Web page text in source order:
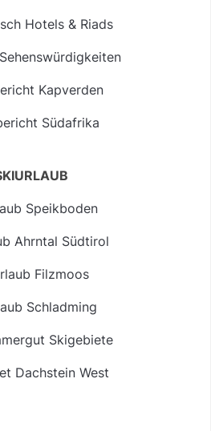
Hotels & Riads
Kapverden
Südafrika
Speikboden
Ahrntal Südtirol
Filzmoos
Schladming
Skigebiete
Dachstein West